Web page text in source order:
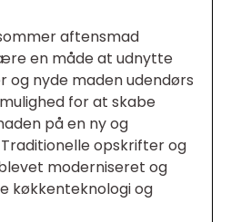
aftensmad
en måde at udnytte
og nyde maden udendørs
for at skabe
på en ny og
opskrifter og
moderniseret og
køkkenteknologi og